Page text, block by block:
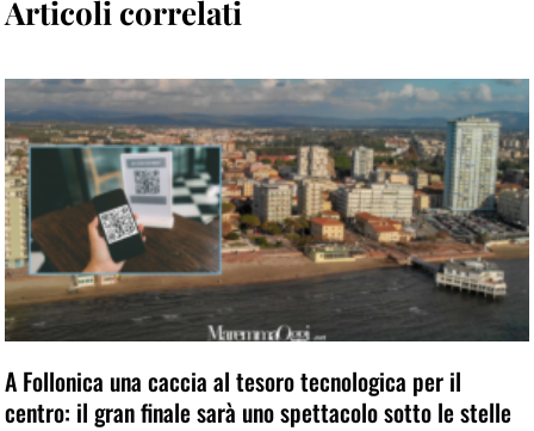
Articoli correlati
A Follonica una caccia al tesoro tecnologica per il
centro: il gran finale sarà uno spettacolo sotto le stelle